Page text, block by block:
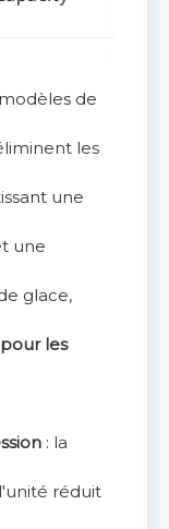
de
les
une
une
glace,
les
: la
réduit